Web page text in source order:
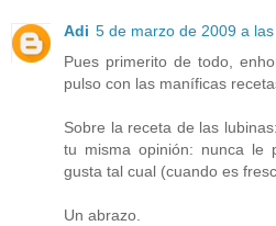
Adi 5 de marzo de 2009 a
Pues primerito de todo,
pulso con las maníficas
Sobre la receta de las
tu misma opinión: nunca le
gusta tal cual (cuando es
Un abrazo.